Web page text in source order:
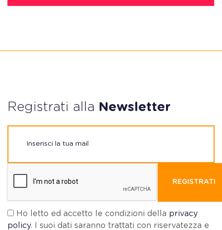
Registrati alla Newsletter
REGISTRATI
Ho letto ed accetto le condizioni della privacy
policy. I suoi dati saranno trattati con riservatezza e